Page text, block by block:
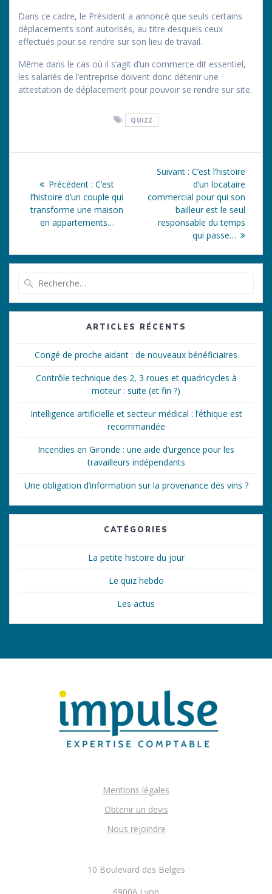
Dans ce cadre, le Président a annoncé que seuls certains
déplacements sont autorisés, au titre desquels ceux
effectués pour se rendre sur son lieu de travail.
Même dans le cas où il s’agit d’un commerce dit essentiel,
les salariés de l’entreprise doivent donc détenir une
attestation de déplacement pour pouvoir se rendre sur site.
QUIZZ
l’article
Précédent : Article
précédent
:
C’est
l’histoire d’un couple qui
transforme une maison
en appartements…
Suivant : Article
suivant
:
C’est l’histoire
d’un locataire
commercial pour qui son
bailleur est le seul
responsable du temps
qui passe…
:
ARTICLES RÉCENTS
Congé de proche aidant : de nouveaux bénéficiaires
Contrôle technique des 2, 3 roues et quadricycles à
moteur : suite (et fin ?)
Intelligence artificielle et secteur médical : l’éthique est
recommandée
Incendies en Gironde : une aide d’urgence pour les
travailleurs indépendants
Une obligation d’information sur la provenance des vins ?
CATÉGORIES
La petite histoire du jour
Le quiz hebdo
Les actus
Mentions légales
Obtenir un devis
Nous rejoindre
10 Boulevard des Belges